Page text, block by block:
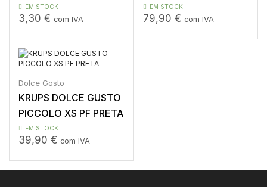
Bonini
EM STOCK
3,30 € com IVA
EM STOCK
79,90 € com IVA
Dolce Gosto
KRUPS DOLCE GUSTO
PICCOLO XS PF PRETA
EM STOCK
39,90 € com IVA